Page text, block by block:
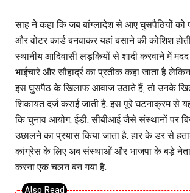
साह ने कहा कि जब बांग्लादेश से आए घुसपैठियों को
और वोटर कार्ड बनवाकर यहां बसाने की कोशिश
स्थानीय आदिवासी लड़कियों से शादी करवाने में
भाईचारे और सौहार्द्र का प्रतीक कहा जाता है
इस घुसपैठ के खिलाफ आवाज उठाते हैं, तो उनके
शिकायत दर्ज कराई जाती है. इस पूरे घटनाक्रम से
कि चुनाव आयोग, ईडी, सीबीआई जैसे संस्थानों पर
उछालने का प्रयास किया जाता है. हार के डर से
कांग्रेस के लिए अब संस्थाओं और भाजपा के बड़े
करना एक चलन बन गया है.